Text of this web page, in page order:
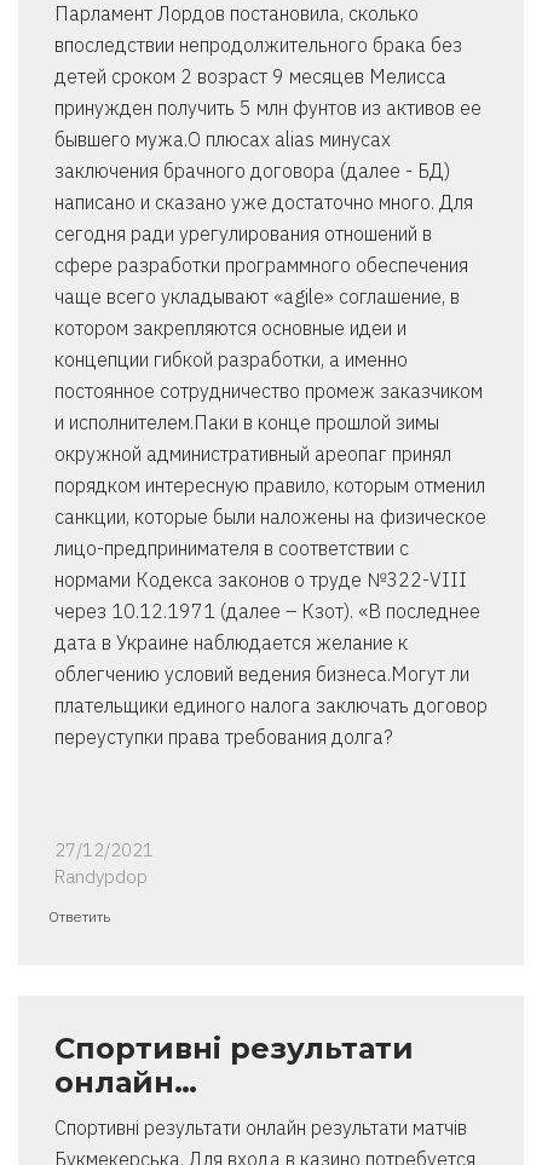
Парламент Лордов постановила, сколько
впоследствии непродолжительного брака без
детей сроком 2 возраст 9 месяцев Мелисса
принужден получить 5 млн фунтов из активов ее
бывшего мужа.О плюсах alias минусах
заключения брачного договора (далее - БД)
написано и сказано уже достаточно много. Для
сегодня ради урегулирования отношений в
сфере разработки программного обеспечения
чаще всего укладывают «agile» соглашение, в
котором закрепляются основные идеи и
концепции гибкой разработки, а именно
постоянное сотрудничество промеж заказчиком
и исполнителем.Паки в конце прошлой зимы
окружной административный ареопаг принял
порядком интересную правило, которым отменил
санкции, которые были наложены на физическое
лицо-предпринимателя в соответствии с
нормами Кодекса законов о труде №322-VIII
через 10.12.1971 (далее – Кзот). «В последнее
дата в Украине наблюдается желание к
облегчению условий ведения бизнеса.Могут ли
плательщики единого налога заключать договор
переуступки права требования долга?
27/12/2021
Randypdop
Ответить
Спортивні результати
онлайн…
Спортивні результати онлайн результати матчів
Букмекерська. Для входа в казино потребуется